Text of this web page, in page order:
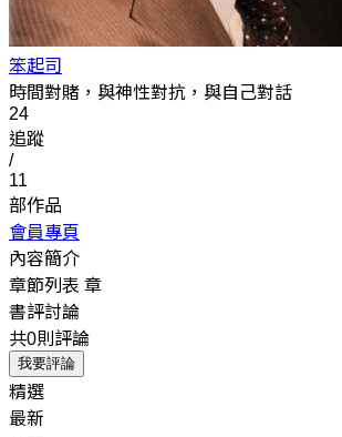
笨起司
時間對賭，與神性對抗，與自己對話
24
追蹤
/
11
部作品
會員專頁
內容簡介
章節列表 章
書評討論
共0則評論
我要評論
精選
最新